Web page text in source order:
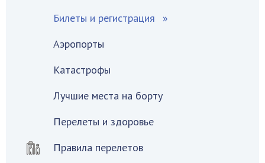
Билеты и регистрация
Аэропорты
Катастрофы
Лучшие места на борту
Перелеты и здоровье
Правила перелетов